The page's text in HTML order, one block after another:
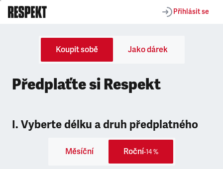
Přihlásit se
Koupit sobě Jako dárek
Předplaťte si Respekt
I. Vyberte délku a druh předplatného
Měsíční Roční-14 %